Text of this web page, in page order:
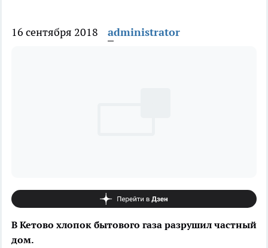
16 сентября 2018 administrator
В Кетово хлопок бытового газа разрушил частный
дом.